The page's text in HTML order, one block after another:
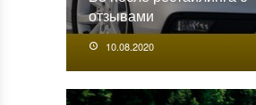
отзывами
10.08.2020